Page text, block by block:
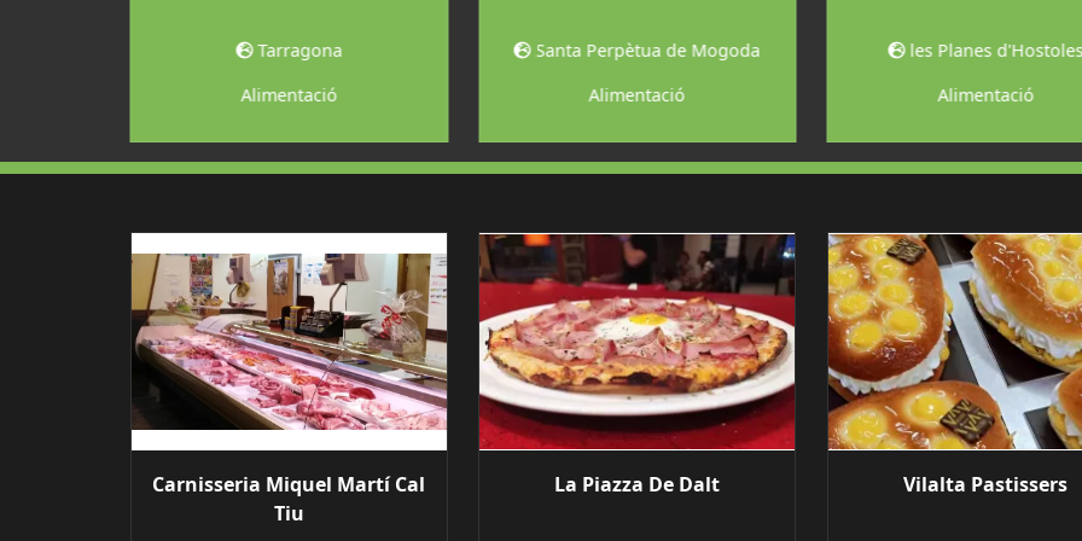
Tarragona
Alimentació
Santa Perpètua de Mogoda
Alimentació
les Planes d'Hostoles
Alimentació
Carnisseria Miquel Martí Cal
Tiu
La Piazza De Dalt Vilalta Pastissers